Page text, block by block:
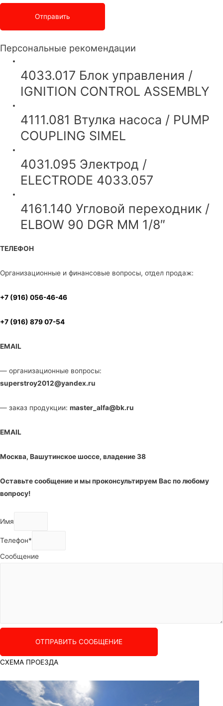
Персональные рекомендации
4033.017 Блок управления /
IGNITION CONTROL ASSEMBLY
4111.081 Втулка насоса / PUMP
COUPLING SIMEL
4031.095 Электрод /
ELECTRODE 4033.057
4161.140 Угловой переходник /
ELBOW 90 DGR MM 1/8″
ТЕЛЕФОН
Организационные и финансовые вопросы, отдел продаж:
+7 (916) 056-46-46
+7 (916) 879 07-54
EMAIL
— организационные вопросы:
superstroy2012@yandex.ru
— заказ продукции: master_alfa@bk.ru
EMAIL
Москва, Вашутинское шоссе, владение 38
Оставьте сообщение и мы проконсультируем Вас по любому
вопросу!
Имя
Телефон*
Сообщение
ОТПРАВИТЬ СООБЩЕНИЕ
СХЕМА ПРОЕЗДА